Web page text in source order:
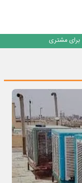
کارمزدی و بازسازی اعتماد
برای مشتری
کارمزدی و بازسازی اعتماد